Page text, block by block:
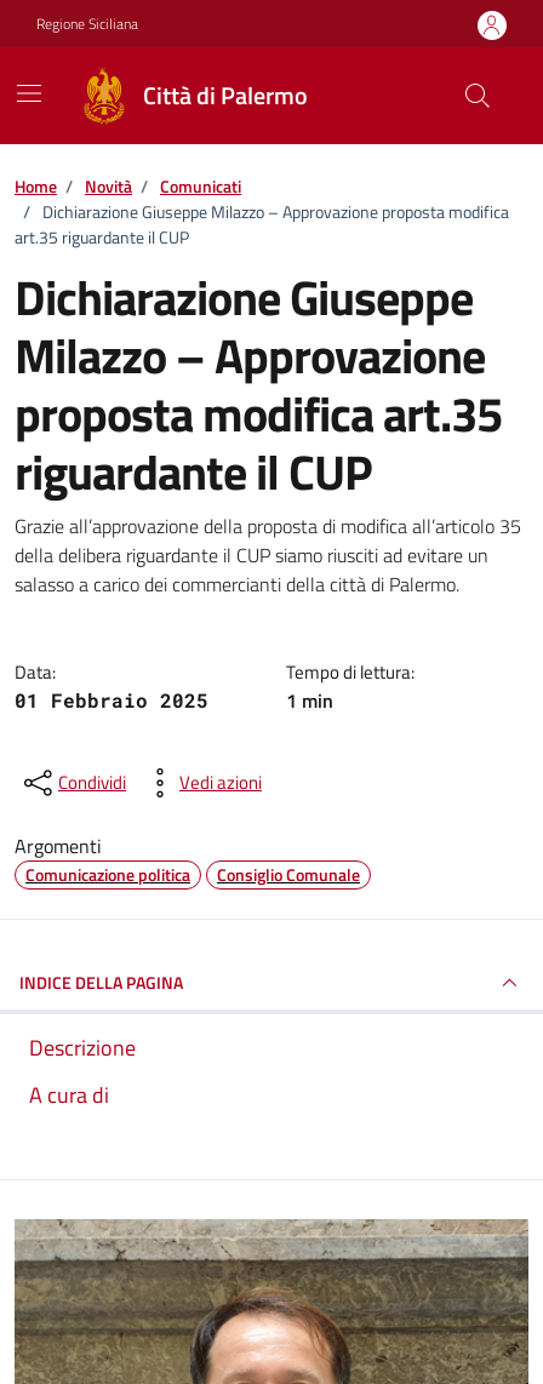
Vai ai contenuti
Vai al footer
Regione Siciliana
Città di Palermo
Home / Novità / Comunicati
/ Dichiarazione Giuseppe Milazzo – Approvazione proposta modifica
art.35 riguardante il CUP
Dichiarazione Giuseppe
Milazzo – Approvazione
proposta modifica art.35
riguardante il CUP
Dettagli della notizia
Grazie all’approvazione della proposta di modifica all’articolo 35
della delibera riguardante il CUP siamo riusciti ad evitare un
salasso a carico dei commercianti della città di Palermo.
Data:
01 Febbraio 2025
Tempo di lettura:
1 min
Condividi Vedi azioni
Argomenti
Comunicazione politica Consiglio Comunale
INDICE DELLA PAGINA
Descrizione
A cura di